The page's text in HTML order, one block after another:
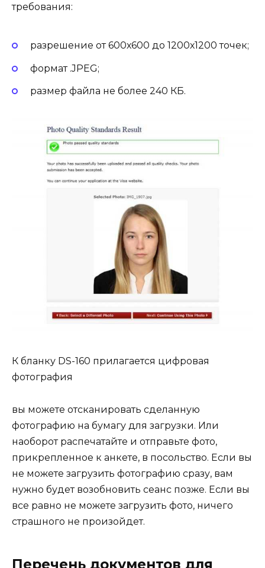
требования:
разрешение от 600х600 до 1200х1200 точек;
формат .JPEG;
размер файла не более 240 КБ.
К бланку DS-160 прилагается цифровая
фотография
вы можете отсканировать сделанную
фотографию на бумагу для загрузки. Или
наоборот распечатайте и отправьте фото,
прикрепленное к анкете, в посольство. Если вы
не можете загрузить фотографию сразу, вам
нужно будет возобновить сеанс позже. Если вы
все равно не можете загрузить фото, ничего
страшного не произойдет.
Перечень документов для